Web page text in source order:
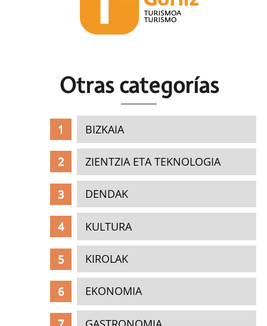
Otras categorías
BIZKAIA
ZIENTZIA ETA TEKNOLOGIA
DENDAK
KULTURA
KIROLAK
EKONOMIA